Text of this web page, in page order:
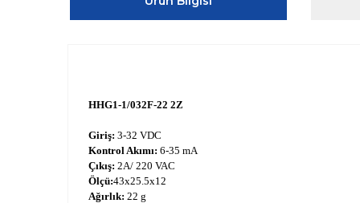
HHG1-1/032F-22 2Z
Giriş: 3-32 VDC
Kontrol Akımı: 6-35 mA
Çıkış: 2A/ 220 VAC
Ölçü:43x25.5x12
Ağırlık: 22 g